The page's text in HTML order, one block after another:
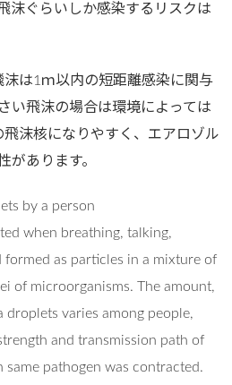
沫ぐらいしか感染するリスクは
は1ｍ以内の短距離感染に関与
い飛沫の場合は環境によっては
沫核になりやすく、エアロゾル
があります。
by a person
when breathing, talking,
formed as particles in a mixture of
of microorganisms. The amount,
droplets varies among people,
and transmission path of
pathogen was contracted.